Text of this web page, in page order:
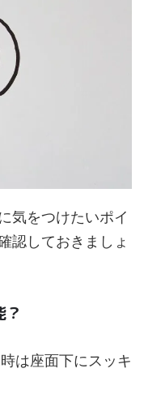
気をつけたいポイ
認しておきましょ
は座面下にスッキ